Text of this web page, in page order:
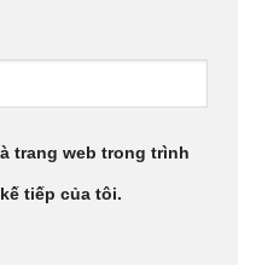
trang web trong trình
tiếp của tôi.